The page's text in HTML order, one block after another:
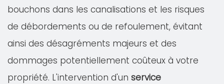
bouchons dans les canalisations et les risques
de débordements ou de refoulement, évitant
ainsi des désagréments majeurs et des
dommages potentiellement coûteux à votre
propriété. L'intervention d'un service